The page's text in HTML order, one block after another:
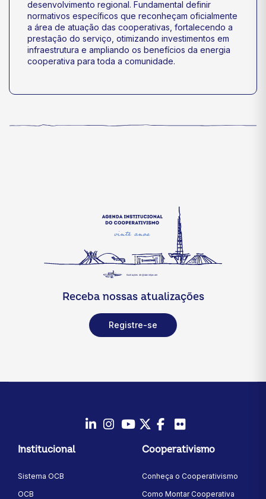
desenvolvimento regional. Fundamental definir
normativos específicos que reconheçam oficialmente
a área de atuação das cooperativas, fortalecendo a
prestação do serviço, otimizando investimentos em
infraestrutura e ampliando os benefícios da energia
cooperativa para toda a comunidade.
Receba nossas atualizações
Registre-se
Instagram
YoutubeTwitter/X
Facebook
Institucional
Sistema OCB
OCB
Cooperativismo
Conheça o Cooperativismo
Como Montar Cooperativa